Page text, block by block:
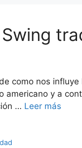
como nos
y a
… Leer más